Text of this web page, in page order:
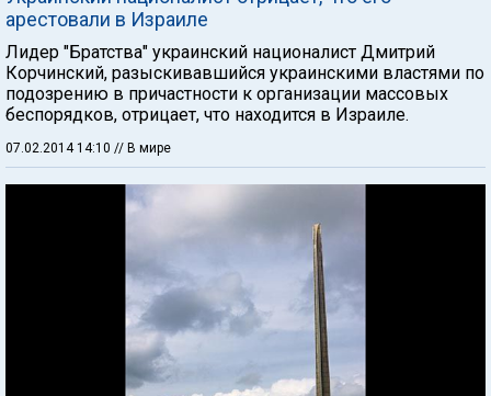
арестовали в Израиле
Лидер "Братства" украинский националист Дмитрий
Корчинский, разыскивавшийся украинскими властями по
подозрению в причастности к организации массовых
беспорядков, отрицает, что находится в Израиле.
07.02.2014 14:10 // В мире